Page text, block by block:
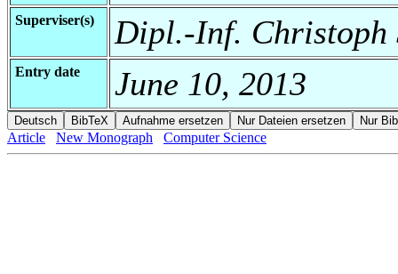
Superviser(s) Dipl.-Inf. Christoph
Entry date June 10, 2013
Article New Monograph Computer Science